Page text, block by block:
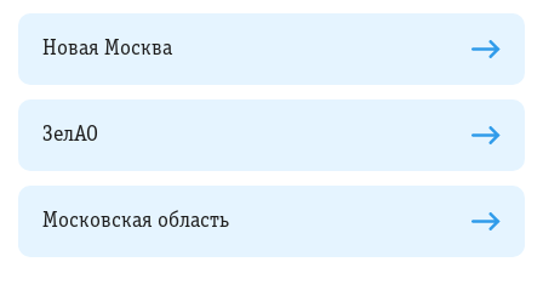
Новая Москва
ЗелАО
Московская область